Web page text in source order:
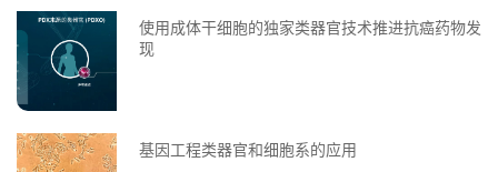
使用成体干细胞的独家类器官技术推进抗癌药物发
现
基因工程类器官和细胞系的应用